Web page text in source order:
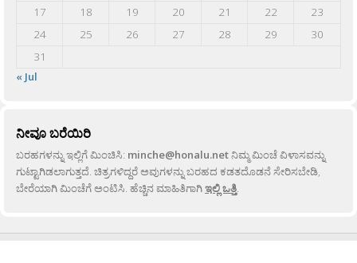
17
18 19 20 21 22
23
24
25 26 27 28 29
30
31
« Jul
ನೀವೂ ಬರೆಯಿರಿ
ಬರಹಗಳನ್ನು ಇಲ್ಲಿಗೆ ಮಿಂಚಿಸಿ: minche@honalu.netನಿಮ್ಮ ಮಿಂಚೆ ವಿಳಾಸವನ್ನು
ಗುಟ್ಟಾಗಿಡಲಾಗುತ್ತದೆ. ಚಿತ್ರಗಳಿದ್ದರೆ ಅವುಗಳನ್ನು ಬರಹದ ಕಡತದೊಡನೆ ಸೇರಿಸಬೇಡಿ,
ಬೇರೆಯಾಗಿ ಮಿಂಚೆಗೆ ಅಂಟಿಸಿ. ಹೆಚ್ಚಿನ ಮಾಹಿತಿಗಾಗಿಇಲ್ಲಿ ಒತ್ತಿ.